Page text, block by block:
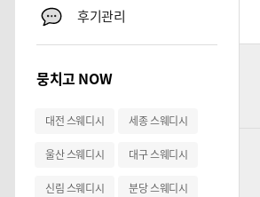
후기관리
뭉치고 NOW
대전 스웨디시 세종 스웨디시
울산 스웨디시 대구 스웨디시
신림 스웨디시 분당 스웨디시